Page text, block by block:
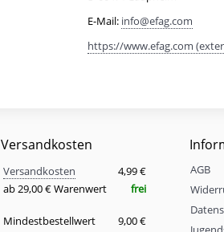
E-Mail: info@efag.com
https://www.efag.com
Versandkosten
Versandkosten
Eigenschaft Wert
Versandkosten
4,99 €
ab 29,00 € Warenwert
frei
Mindestbestellwert 9,00 €
AGB